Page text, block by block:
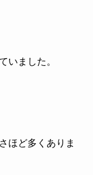
いました。
ほど多くありま